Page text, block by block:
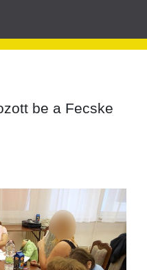
be a Fecske